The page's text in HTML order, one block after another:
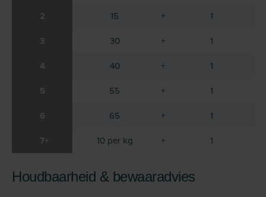
2 15 + 1
3 30 + 1
4 40 + 1
5 55 + 1
6 65 + 1
7+ 10 per kg + 1
Houdbaarheid & bewaaradvies